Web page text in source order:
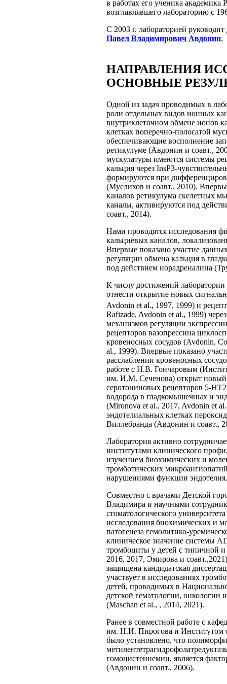
в работах его ученика
возглавлявшего лабораторию с
С 2003 г. лабораторией
Павел Владимирович Авдонин.
НАПРАВЛЕНИЯ
ОСНОВНЫЕ
Одной из задач проводимых в
роли отдельных видов ионных
внутриклеточном обмене ионов
клетках поперечно-полосатой
обеспечивающие восполнение
ретикулуме (Авдонин и соавт.,
мускулатуры имеются системы
кальция через InsP3-
формируются при
(Муслихов и соавт., 2010).
каналов ретикулума скелетных
каналы, активируются под
соавт., 2014).
Нами проводятся исследования
кальциевых каналов,
Впервые показано участие
регуляции обмена кальция в
под действием норадреналина
К числу достижений
отнести открытие новых
Avdonin et al., 1997, 1999) и
Rafizade, Avdonin et al., 1999)
механизмов регуляции
рецепторов вазопрессина
кровеносных сосудов (Avdonin,
al., 1999). Впервые показано
расслаблении кровеносных
работе с Н.В. Гончаровым
им. И.М. Сеченова) открыт новый
серотониновых рецепторов 5-
водорода в гладкомышечных и
(Mironova et al., 2017, Avdonin et
эндотелиальных клетках
Виллебранда (Авдонин и соавт.,
Лаборатория активно
институтами клинического
изучением биохимических и
тромботических
нарушениями функции эндотелия.
Совместно с врачами Детской
Владимира и научными
стоматологического
исследования биохимических и
патогенеза гемолитико-
клиническое значение системы
тромбоциты у детей с типичной
2016, 2017, Эмирова и
защищена кандидатская
участвует в исследованиях
детей, проводимых в
детской гематологии,
(Maschan et al., , 2014, 2021).
Ранее в совместной работе с
им. Н.И. Пирогова и Институтом
было установлено, что
гомоцистеинемии, является
(Авдонин и соавт., 2006).